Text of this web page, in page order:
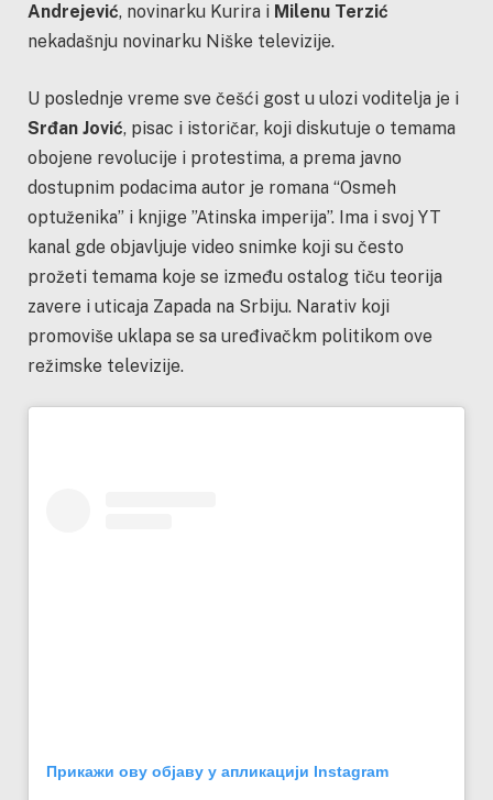
Andrejević, novinarku Kurira i Milenu Terzić
nekadašnju novinarku Niške televizije.
U poslednje vreme sve češći gost u ulozi voditelja je i
Srđan Jović, pisac i istoričar, koji diskutuje o temama
obojene revolucije i protestima, a prema javno
dostupnim podacima autor je romana “Osmeh
optuženika” i knjige ”Atinska imperija”. Ima i svoj YT
kanal gde objavljuje video snimke koji su često
prožeti temama koje se između ostalog tiču teorija
zavere i uticaja Zapada na Srbiju. Narativ koji
promoviše uklapa se sa uređivačkm politikom ove
režimske televizije.
Прикажи ову објаву у апликацији Instagram